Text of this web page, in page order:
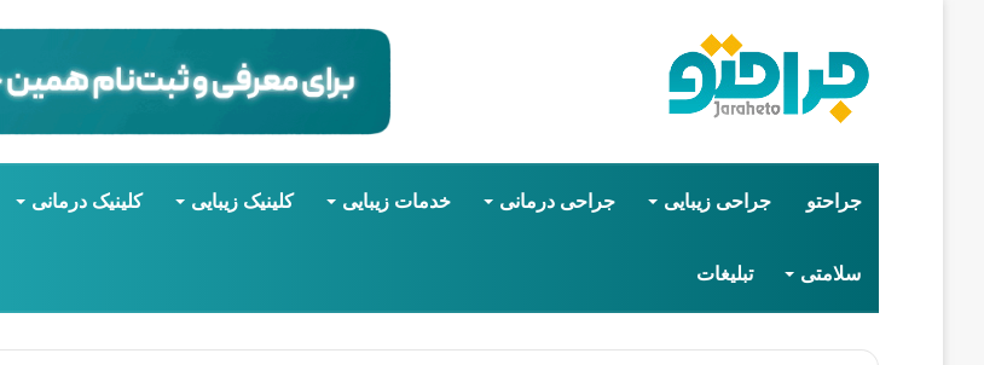
جراحتو جراحی زیبایی جراحی درمانی خدمات زیبایی کلینیک زیبایی کلینیک درمانی
سلامتی تبلیغات